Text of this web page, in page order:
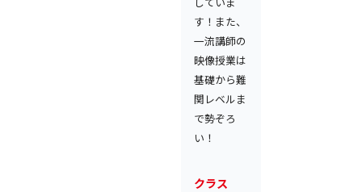
す！また、
一流講師の
映像授業は
基礎から難
関レベルま
で勢ぞろ
い！
クラス